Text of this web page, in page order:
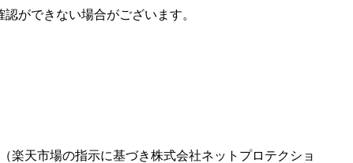
ができない場合がございます。
楽天市場の指示に基づき株式会社ネットプロテクショ